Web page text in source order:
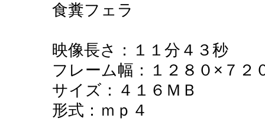
食糞フェラ
映像長さ：１１分４３秒
フレーム幅：１２８０×７２
サイズ：４１６ＭＢ
形式：ｍｐ４